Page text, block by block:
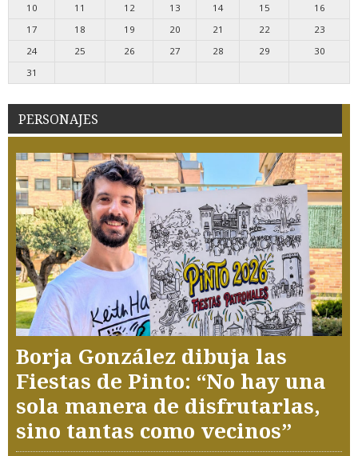
10
11 12 13 14 15
16
17
18 19 20 21 22
23
24
25 26 27 28 29
30
31
PERSONAJES
Borja González dibuja las
Fiestas de Pinto: “No hay una
sola manera de disfrutarlas,
sino tantas como vecinos”